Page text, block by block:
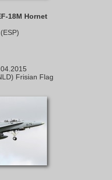
18M Hornet
Frisian Flag